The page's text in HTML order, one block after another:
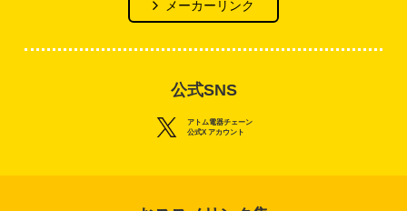
メーカーリンク
公式SNS
アトム電器チェーン
公式X アカウント